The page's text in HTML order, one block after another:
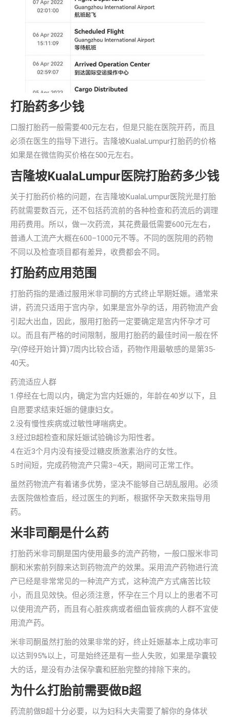
打胎药多少钱
口服打胎药一般需要400元左右，但是只能在医院开药，而且
必须在医生的指导下进行。吉隆坡KualaLumpur打胎药的价格
如果是在微信购买价格在500元左右。
吉隆坡KualaLumpur医院打胎药多少钱
关于打胎药价格的问题，在吉隆坡KualaLumpur医院光是打胎
药就需要数百元，还不包括药流前的各种检查和药流后的调理
用药费用。所以，做一次药流，其花费最低需要600元左右，
普通人工流产大概在600–1000元不等。不同的医院用的药物
不同以及检查项目都有差异，收费都会不同。
打胎药应用范围
打胎药指的是通过服用米非司酮的方式终止早期妊娠。通常来
讲，药流只适用于宫内孕，如果是宫外孕的话，用药物流产会
引起大出血，因此，服用打胎药一定要确定是宫内怀孕才可
以。而且有严格的时间限制，服用打胎药的最佳时间一般在怀
孕(停经开始计算)7周内比较合适，药物作用最敏感的是第35-
40天。
药流适应人群
1.停经在七周以内，确定为宫内妊娠的，年龄在40岁以下，且
自愿要求结束妊娠的健康妇女。
2.没有慢性疾病或过敏性哮喘病史。
3.经过B超检查和尿妊娠试验确诊为阳性者。
4.在近3个月内没有接受过糖皮质激素治疗的女性。
5.时间短，完成药物流产只需3–4天，期间可正常工作。
虽然药物流产有着诸多优势，坚决不能够自己胡乱服用。必须
去医院做检查后，经过医生的判断，根据怀孕天数来指导用
药。
米非司酮是什么药
打胎药米非司酮是国内使用最多的流产药物，一般口服米非司
酮和米索前列醇来达到药物流产的效果。采用流产药物进行流
产已经是非常常见的一种流产方式，这种流产方式痛苦比较
小，而且见效快。但必须注意，怀孕在三个月以上的患者不可
以使用流产药，而且有心脏疾病或者细血管疾病的人群不宜使
用流产药。
米非司酮虽然打胎的效果非常的好，终止妊娠基本上成功率可
以达到95%以上，可是始终还是有一些人失败，如果是孕囊较
大的话，是没有办法保孕囊和胚胎完整的排除下来的。
为什么打胎前需要做B超
药流前做B超十分必要，以为妇科大夫需要了解你的身体状